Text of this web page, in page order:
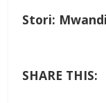
Stori:
SHARE THIS: